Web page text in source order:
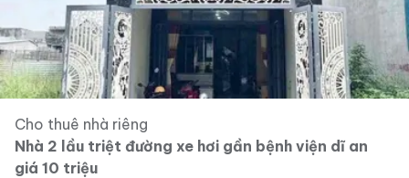
Cho thuê nhà riêng
Nhà 2 lầu triệt đường xe hơi gần bệnh viện dĩ an
giá 10 triệu